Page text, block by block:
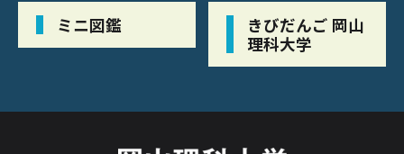
ミニ図鑑
きびだんご 岡山
理科大学